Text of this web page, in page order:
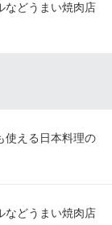
などうまい焼肉店
使える日本料理の
などうまい焼肉店